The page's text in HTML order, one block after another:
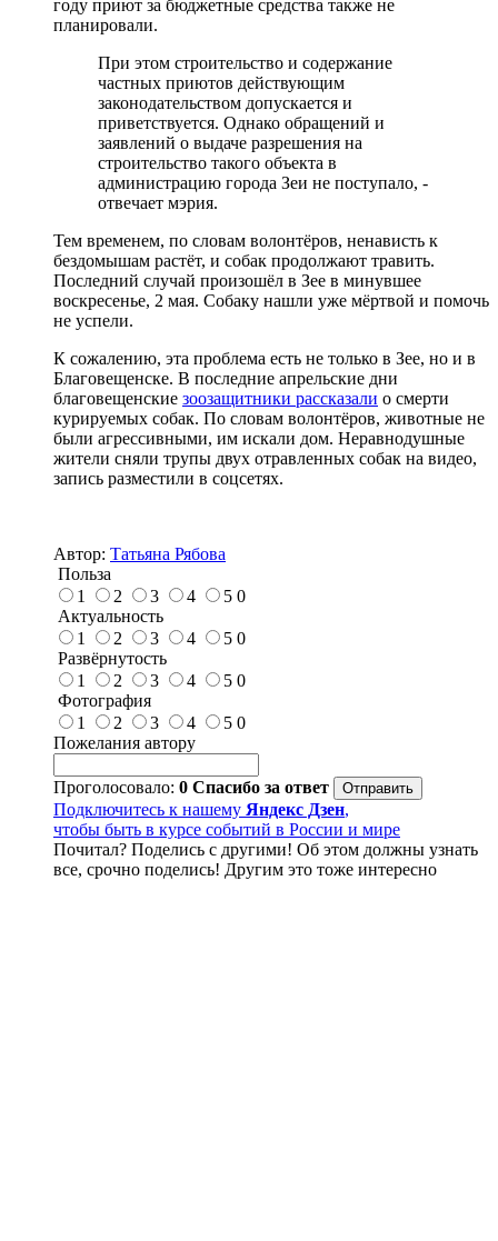
году приют за бюджетные средства также не
планировали.
При этом строительство и содержание
частных приютов действующим
законодательством допускается и
приветствуется. Однако обращений и
заявлений о выдаче разрешения на
строительство такого объекта в
администрацию города Зеи не поступало, -
отвечает мэрия.
Тем временем, по словам волонтёров, ненависть к
бездомышам растёт, и собак продолжают травить.
Последний случай произошёл в Зее в минувшее
воскресенье, 2 мая. Собаку нашли уже мёртвой и помочь
не успели.
К сожалению, эта проблема есть не только в Зее, но и в
Благовещенске. В последние апрельские дни
благовещенские зоозащитники рассказали о смерти
курируемых собак. По словам волонтёров, животные не
были агрессивными, им искали дом. Неравнодушные
жители сняли трупы двух отравленных собак на видео,
запись разместили в соцсетях.
Автор: Татьяна Рябова
Польза
1
2 3 4 5 0
Актуальность
1
2 3 4 5 0
Развёрнутость
1
2 3 4 5 0
Фотография
1
2 3 4 5 0
Пожелания автору
Проголосовало: 0 Спасибо за ответ
Подключитесь к нашему Яндекс Дзен,
чтобы быть в курсе событий в России и мире
Почитал? Поделись с другими! Об этом должны узнать
все, срочно поделись! Другим это тоже интересно